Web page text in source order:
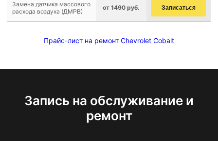
Замена датчика массового
расхода воздуха (ДМРВ)
от 1490 руб. Записаться
Прайс-лист на ремонт Chevrolet Cobalt
Запись на обслуживание и
ремонт